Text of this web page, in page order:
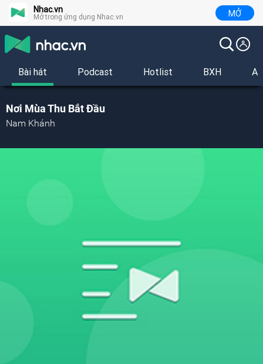
Nhac.vn
Mở trong ứng dụng Nhac.vn MỞ
Bài hát Podcast Hotlist BXH
Nơi Mùa Thu Bắt Đầu
Nam Khánh